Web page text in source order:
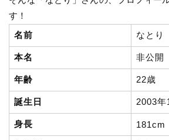
す！
名前
なとり
本名 非公開
年齢 22歳
誕生日 2003年
身長 181cm